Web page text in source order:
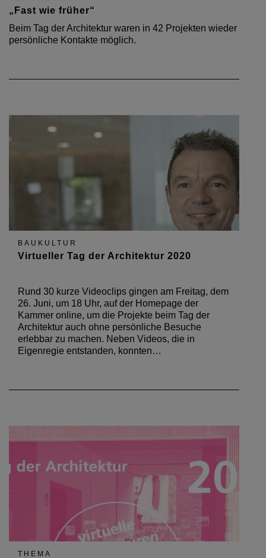
„Fast wie früher“
Beim Tag der Architektur waren in 42 Projekten wieder
persönliche Kontakte möglich.
BAUKULTUR
Virtueller Tag der Architektur 2020
Rund 30 kurze Videoclips gingen am Freitag, dem
26. Juni, um 18 Uhr, auf der Homepage der
Kammer online, um die Projekte beim Tag der
Architektur auch ohne persönliche Besuche
erlebbar zu machen. Neben Videos, die in
Eigenregie entstanden, konnten…
THEMA